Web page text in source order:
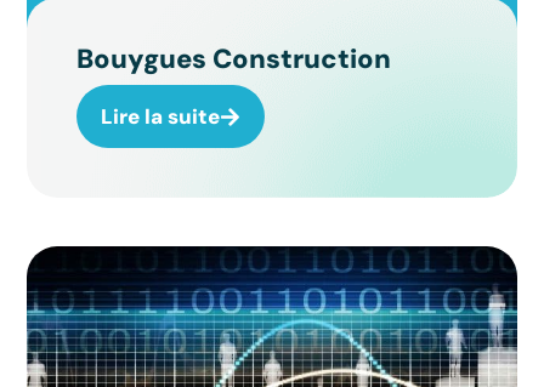
Bouygues Construction
Lire la suite